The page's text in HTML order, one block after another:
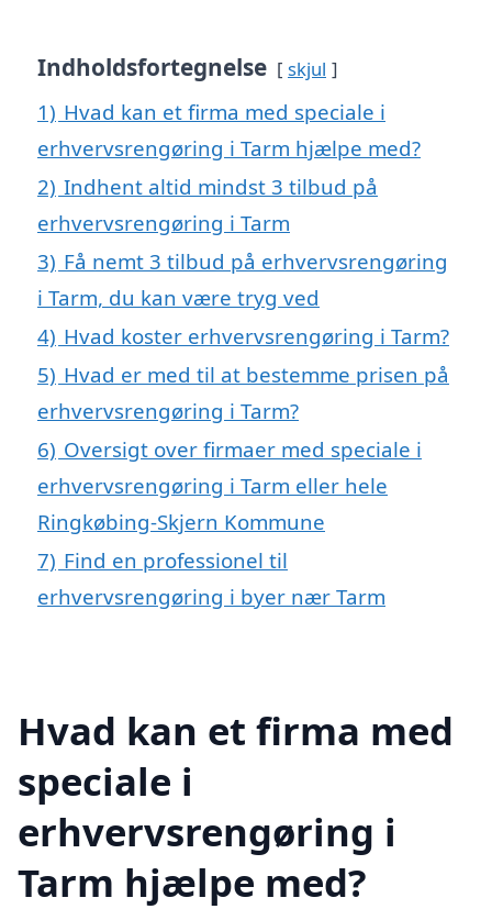
Indholdsfortegnelse skjul
1) Hvad kan et firma med speciale i
erhvervsrengøring i Tarm hjælpe med?
2) Indhent altid mindst 3 tilbud på
erhvervsrengøring i Tarm
3) Få nemt 3 tilbud på erhvervsrengøring
i Tarm, du kan være tryg ved
4) Hvad koster erhvervsrengøring i Tarm?
5) Hvad er med til at bestemme prisen på
erhvervsrengøring i Tarm?
6) Oversigt over firmaer med speciale i
erhvervsrengøring i Tarm eller hele
Ringkøbing-Skjern Kommune
7) Find en professionel til
erhvervsrengøring i byer nær Tarm
Hvad kan et firma med
speciale i
erhvervsrengøring i
Tarm hjælpe med?